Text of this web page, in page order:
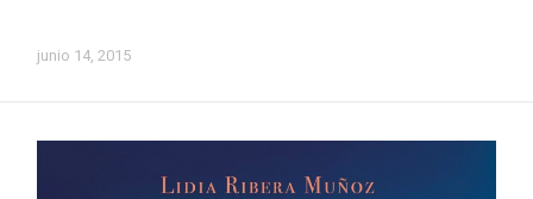
junio 14, 2015